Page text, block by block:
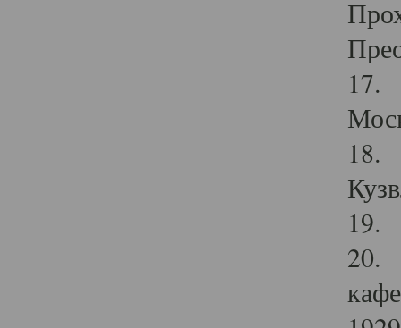
17.
18.
19.
20.